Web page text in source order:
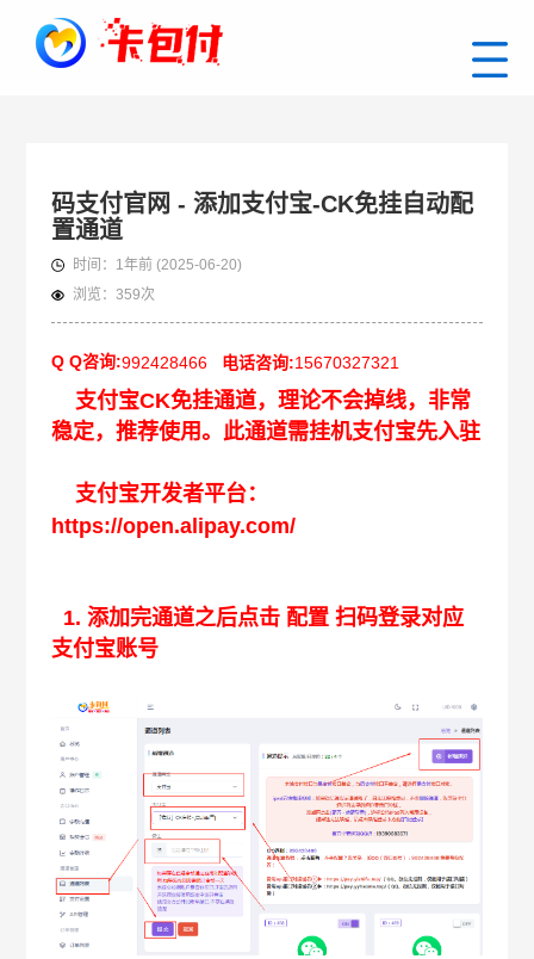
码支付官网 - 添加支付宝-CK免挂自动配
置通道
时间： 1年前(2025-06-20)
浏览： 359次
Q Q咨询:992428466 电话咨询:15670327321
支付宝CK免挂通道，理论不会掉线，非常
稳定，推荐使用。此通道需挂机支付宝先入驻
支付宝开发者平台：
https://open.alipay.com/
1. 添加完通道之后点击 配置 扫码登录对应
支付宝账号